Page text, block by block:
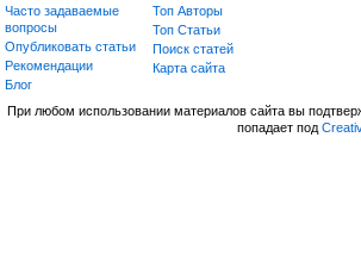
Часто задаваемые
вопросы
Опубликовать статьи
Рекомендации
Блог
Топ Авторы
Топ Статьи
Поиск статей
Карта сайта
При любом использовании материалов сайта вы
попадает под